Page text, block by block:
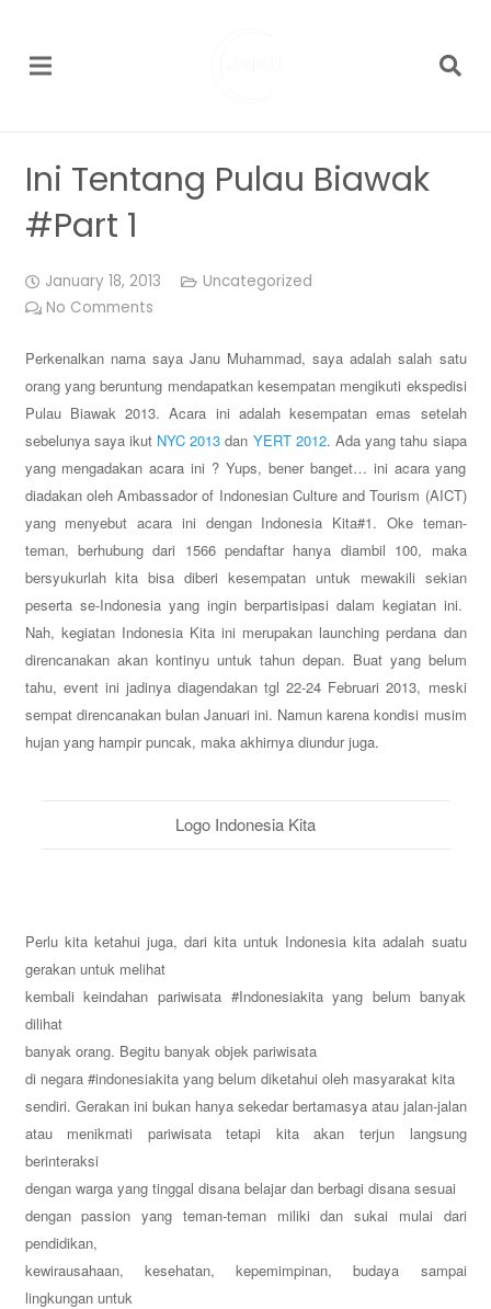
Ini Tentang Pulau Biawak
#Part 1
January 18, 2013
Uncategorized
No Comments
Perkenalkan nama saya Janu Muhammad, saya adalah salah satu
orang yang beruntung mendapatkan kesempatan mengikuti ekspedisi
Pulau Biawak 2013.Acara ini adalah kesempatanemas setelah
sebelunya saya ikut NYC 2013 dan YERT 2012. Ada yang tahu siapa
yang mengadakan acara ini ? Yups, bener banget… ini acara yang
diadakan oleh Ambassador of Indonesian Culture and Tourism (AICT)
yang menyebut acara ini dengan Indonesia Kita#1. Oke teman-
teman, berhubung dari 1566 pendaftar hanya diambil 100, maka
bersyukurlah kita bisa diberi kesempatan untuk mewakili sekian
peserta se-Indonesia yang ingin berpartisipasi dalam kegiatan ini.
Nah, kegiatan Indonesia Kita ini merupakan launching perdana dan
direncanakan akan kontinyu untuk tahun depan. Buat yang belum
tahu, event ini jadinya diagendakan tgl 22-24 Februari 2013, meski
sempat direncanakan bulan Januari ini. Namun karena kondisi musim
hujan yang hampir puncak, maka akhirnya diundur juga.
Logo Indonesia Kita
Perlu kita ketahui juga, dari kita untuk Indonesia kita adalah suatu
gerakan untuk melihat
kembali keindahan pariwisata #Indonesiakita yang belum banyak
dilihat
banyak orang. Begitu banyak objek pariwisata
di negara #indonesiakita yang belum diketahui oleh masyarakat kita
sendiri. Gerakan ini bukan hanya sekedar bertamasya atau jalan-jalan
atau menikmati pariwisata tetapi kita akan terjun langsung
berinteraksi
dengan warga yang tinggal disana belajar dan berbagi disana sesuai
dengan passion yang teman-teman miliki dan sukai mulai dari
pendidikan,
kewirausahaan, kesehatan, kepemimpinan, budaya sampai
lingkungan untuk